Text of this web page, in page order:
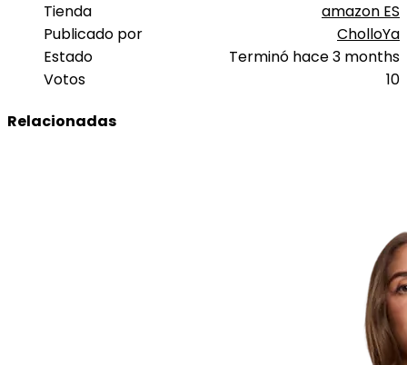
Tienda
amazon ES
Publicado por
CholloYa
Estado
Terminó hace 3 months
Votos
10
Relacionadas